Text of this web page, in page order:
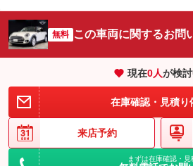
無料 この車両に関するお問
現在0人が検
在庫確認・見積り
来店予約
まずは在庫確認・見